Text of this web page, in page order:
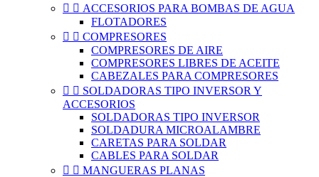
  ACCESORIOS PARA BOMBAS DE AGUA
FLOTADORES
  COMPRESORES
COMPRESORES DE AIRE
COMPRESORES LIBRES DE ACEITE
CABEZALES PARA COMPRESORES
  SOLDADORAS TIPO INVERSOR Y
ACCESORIOS
SOLDADORAS TIPO INVERSOR
SOLDADURA MICROALAMBRE
CARETAS PARA SOLDAR
CABLES PARA SOLDAR
  MANGUERAS PLANAS